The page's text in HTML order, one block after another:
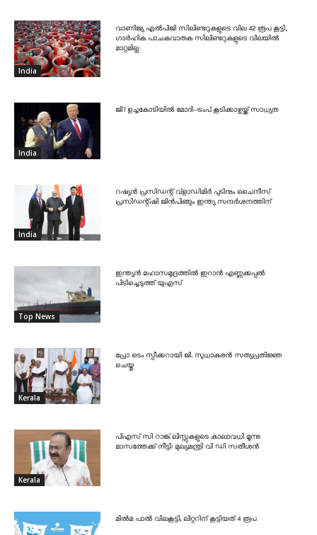
India
വാണിജ്യ എൽപിജി സിലിണ്ടറുകളുടെ വില 42 രൂപ കൂട്ടി,
ഗാർഹിക പാചകവാതക സിലിണ്ടറുകളുടെ വിലയിൽ
മാറ്റമില്ല
India
ജി7 ഉച്ചകോടിയിൽ മോദി-ട്രംപ് കൂടിക്കാഴ്ചയ്ക്ക് സാധ്യത
India
റഷ്യൻ പ്രസിഡന്റ് വ്‌ളാഡിമിർ പുടിനും ചൈനീസ്
പ്രസിഡന്റ്ഷി ജിൻപിങ്ങും ഇന്ത്യ സന്ദർശനത്തിന്
Top News
ഇന്ത്യൻ മഹാസമുദ്രത്തിൽ ഇറാൻ എണ്ണക്കപ്പൽ
പിടിച്ചെടുത്ത് യുഎസ്
Kerala
പ്രോ ടെം സ്പീക്കറായി ജി. സുധാകരൻ സത്യപ്രതിജ്ഞ
ചെയ്തു
Kerala
പിഎസ് സി റാങ്ക് ലിസ്റ്റുകളുടെ കാലാവധി മൂന്നു
മാസത്തേക്ക് നീട്ടി: മുഖ്യമന്ത്രി വി ഡി സതീശൻ
മിൽമ പാൽ വിലകൂട്ടി; ലിറ്ററിന് കൂട്ടിയത് 4 രൂപ